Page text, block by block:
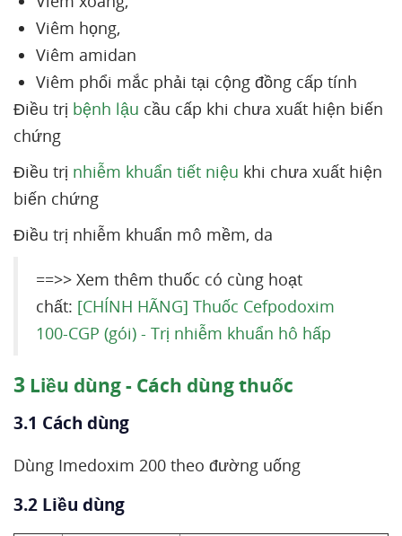
Viêm họng,
Viêm amidan
Viêm phổi mắc phải tại cộng đồng cấp tính
Điều trị bệnh lậu cầu cấp khi chưa xuất hiện biến
chứng
Điều trị nhiễm khuẩn tiết niệu khi chưa xuất hiện
biến chứng
Điều trị nhiễm khuẩn mô mềm, da
==>> Xem thêm thuốc có cùng hoạt
chất: [CHÍNH HÃNG] Thuốc Cefpodoxim
100-CGP (gói) - Trị nhiễm khuẩn hô hấp
3 Liều dùng - Cách dùng thuốc
3.1 Cách dùng
Dùng Imedoxim 200 theo đường uống
3.2 Liều dùng